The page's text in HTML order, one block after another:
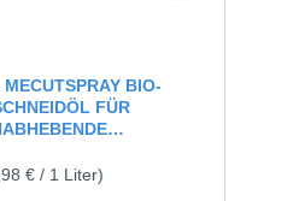
BIO-
FÜR
€ / 1 Liter)